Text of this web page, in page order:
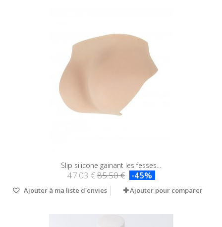
Slip silicone gainant les fesses...
47.03 €85.50 € -45%
Ajouter à ma liste d'envies Ajouter pour comparer